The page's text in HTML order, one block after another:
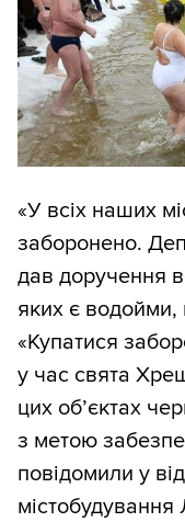
«У всіх наших
заборонено.
дав доручення
яких є водойми,
«Купатися
у час свята
цих об’єктах
з метою
повідомили у
містобудування